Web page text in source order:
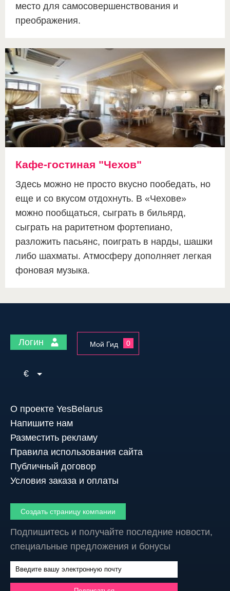
место для самосовершенствования и
преображения.
Кафе-гостиная "Чехов"
Здесь можно не просто вкусно пообедать, но
еще и со вкусом отдохнуть. В «Чехове»
можно пообщаться, сыграть в бильярд,
сыграть на раритетном фортепиано,
разложить пасьянс, поиграть в нарды, шашки
либо шахматы. Атмосферу дополняет легкая
фоновая музыка.
Логин Мой Гид 0
€
О проекте YesBelarus
Напишите нам
Разместить рекламу
Правила использования сайта
Публичный договор
Условия заказа и оплаты
Создать страницу компании
Подпишитесь и получайте последние новости,
специальные предложения и бонусы